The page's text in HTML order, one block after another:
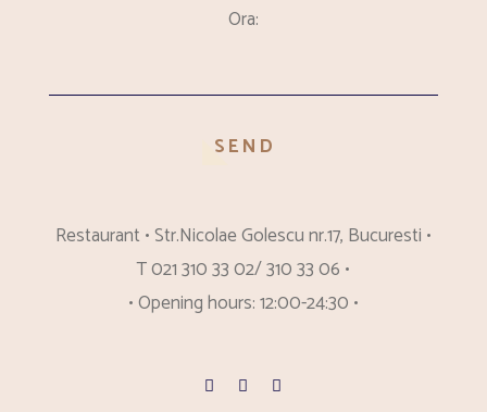
Ora:
SEND
Restaurant • Str.Nicolae Golescu nr.17, Bucuresti •
T 021 310 33 02/ 310 33 06 •
• Opening hours: 12:00-24:30 •